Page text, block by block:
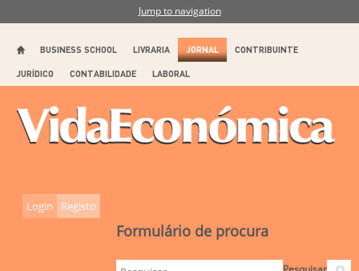
Jump to navigation
BUSINESS SCHOOL LIVRARIA JORNAL CONTRIBUINTE
JURÍDICO CONTABILIDADE LABORAL
Formulário de procura
Login Registo